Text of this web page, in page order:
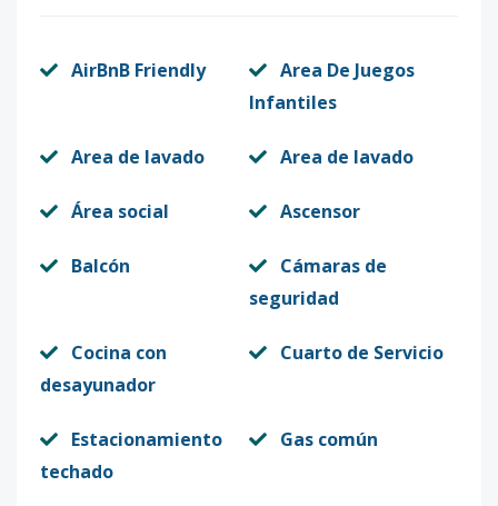
AirBnB Friendly
Area De Juegos
Infantiles
Area de lavado Area de lavado
Área social Ascensor
Balcón
Cámaras de
seguridad
Cocina con
desayunador
Cuarto de Servicio
Estacionamiento
techado
Gas común